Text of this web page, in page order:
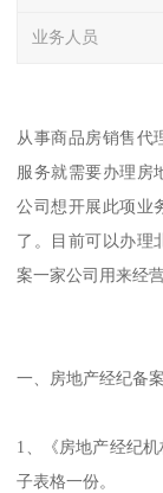
业务人员
从事商品房销售代
服务就需要办理房
公司想开展此项业
了。目前可以办理
案一家公司用来经
一、房地产经纪备
1、《房地产经纪
子表格一份。